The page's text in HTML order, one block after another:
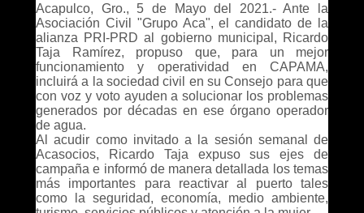
Acapulco, Gro., 5 de Mayo del 2021.- Ante la
Asociación Civil "Grupo Aca", el candidato de la
alianza PRI-PRD al gobierno municipal, Ricardo
Taja Ramírez, propuso que, para un mejor
funcionamiento y operatividad en CAPAMA,
incluirá a la sociedad civil en su Consejo para que
con voz y voto ayuden a solucionar los problemas
generados por décadas en ese órgano operador
de agua.
Al acudir como invitado a la sesión semanal de
Acasocios, Ricardo Taja expuso sus ejes de
campaña e informó de manera detallada los temas
más importantes para reactivar al puerto tales
como la seguridad, economía, medio ambiente,